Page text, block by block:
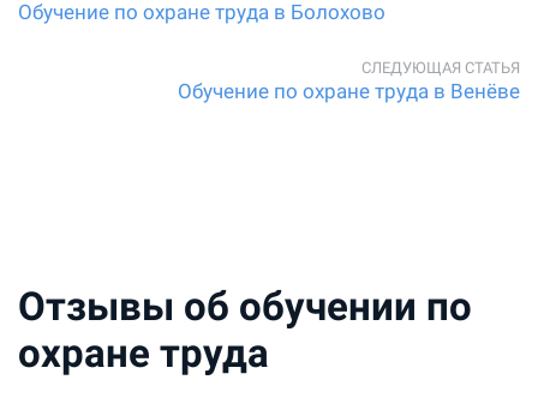
Обучение по охране труда в Болохово
Обучение по охране труда в Венёве
Отзывы об обучении по
охране труда